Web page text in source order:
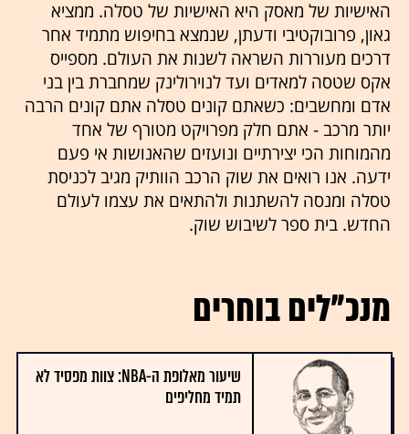
האישיות של מאסק היא האישיות של טסלה. ממציא
גאון, פרובוקטיבי ודעתן, שנמצא בחיפוש מתמיד אחר
דרכים מעוררות השראה לשנות את העולם. מספייס
אקס שטסה למאדים ועד לנוירולינק שמחברת בין בני
אדם ומחשבים: כשאתם קונים טסלה אתם קונים הרבה
יותר מרכב - אתם חלק מפרויקט מטורף של אחד
מהמוחות הכי יצירתיים ונועזים שהאנושות אי פעם
ידעה. אנו רואים את שוק הרכב הוותיק מגיב לכניסת
טסלה ומנסה להשתנות ולהתאים את עצמו לעולם
החדש. בית ספר לשיבוש שוק.
מנכ"לים בוחרים
שיעור מאלופת ה-NBA: צוות מפסיד לא
תמיד מחליפים